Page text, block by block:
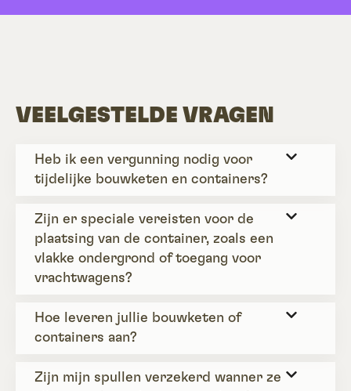
VEELGESTELDE VRAGEN
Heb ik een vergunning nodig voor
tijdelijke bouwketen en containers?
Zijn er speciale vereisten voor de
plaatsing van de container, zoals een
vlakke ondergrond of toegang voor
vrachtwagens?
Hoe leveren jullie bouwketen of
containers aan?
Zijn mijn spullen verzekerd wanner ze